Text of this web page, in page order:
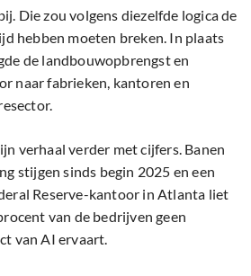
Die zou volgens diezelfde logica de
hebben moeten breken. In plaats
de landbouwopbrengst en
naar fabrieken, kantoren en
verhaal verder met cijfers. Banen
stijgen sinds begin 2025 en een
Reserve-kantoor in Atlanta liet
van de bedrijven geen
van AI ervaart.